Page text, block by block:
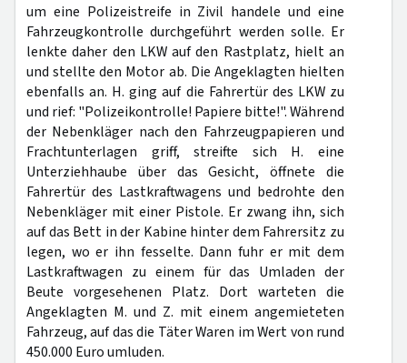
um eine Polizeistreife in Zivil handele und eine
Fahrzeugkontrolle durchgeführt werden solle. Er
lenkte daher den LKW auf den Rastplatz, hielt an
und stellte den Motor ab. Die Angeklagten hielten
ebenfalls an. H. ging auf die Fahrertür des LKW zu
und rief: "Polizeikontrolle! Papiere bitte!". Während
der Nebenkläger nach den Fahrzeugpapieren und
Frachtunterlagen griff, streifte sich H. eine
Unterziehhaube über das Gesicht, öffnete die
Fahrertür des Lastkraftwagens und bedrohte den
Nebenkläger mit einer Pistole. Er zwang ihn, sich
auf das Bett in der Kabine hinter dem Fahrersitz zu
legen, wo er ihn fesselte. Dann fuhr er mit dem
Lastkraftwagen zu einem für das Umladen der
Beute vorgesehenen Platz. Dort warteten die
Angeklagten M. und Z. mit einem angemieteten
Fahrzeug, auf das die Täter Waren im Wert von rund
450.000 Euro umluden.